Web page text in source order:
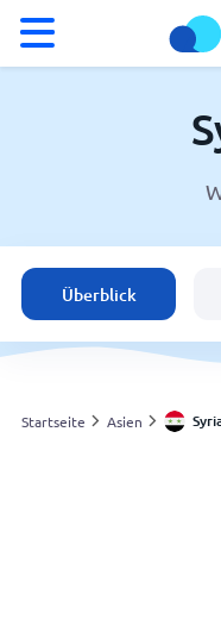
Syria
Schweiz
Deutschland
Überblick
Startseite Asien